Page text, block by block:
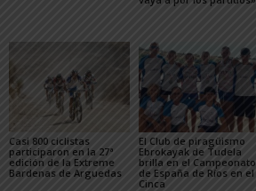
Casi 800 ciclistas
participaron en la 27ª
edición de la Extreme
Bardenas de Arguedas
El Club de piragüismo
Ebrokayak de Tudela
brilla en el Campeonato
de España de Ríos en el
Cinca